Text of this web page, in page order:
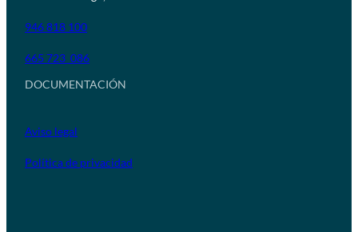
946 818 100
665 723 086
DOCUMENTACIÓN
Aviso legal
Política de privacidad